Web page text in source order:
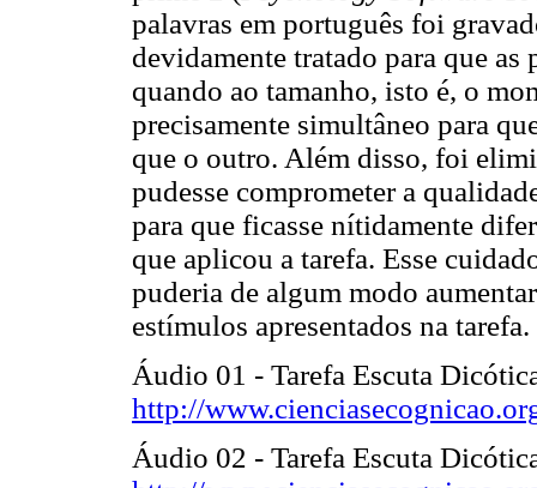
palavras em português foi
devidamente tratado para que as
quando ao tamanho, isto é, o
precisamente simultâneo para
que o outro. Além disso, foi
pudesse comprometer a
para que ficasse nítidamente
que aplicou a tarefa. Esse
puderia de algum modo
estímulos apresentados na tarefa.
Áudio 01 - Tarefa Escuta
http://
Áudio 02 - Tarefa Escuta